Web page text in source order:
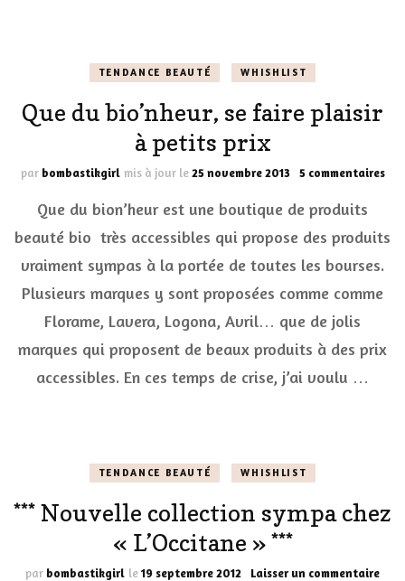
TENDANCE BEAUTÉ WHISHLIST
Que du bio’nheur, se faire plaisir
à petits prix
par bombastikgirl mis à jour le25 novembre 2013 5 commentairessur
se
Que du bion’heur est une boutique de produits
beauté bio très accessibles qui propose des produits
vraiment sympas à la portée de toutes les bourses.
Plusieurs marques y sont proposées comme comme
Florame, Lavera, Logona, Avril… que de jolis
marques qui proposent de beaux produits à des prix
accessibles. En ces temps de crise, j’ai voulu …
TENDANCE BEAUTÉ WHISHLIST
*** Nouvelle collection sympa chez
« L’Occitane » ***
par bombastikgirl le19 septembre 2012 Laisser un commentairesur